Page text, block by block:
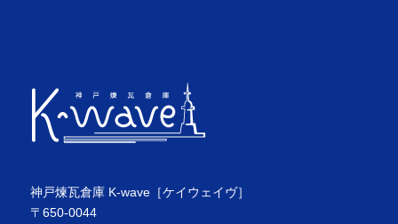
神戸煉瓦倉庫 K-wave［ケイウェイヴ］
〒650-0044